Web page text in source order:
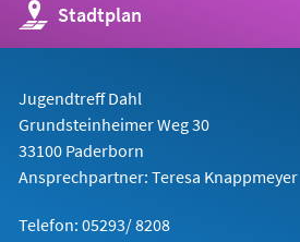
Stadtplan
(Öffnet
in
einem
Tab)
Jugendtreff Dahl
Grundsteinheimer Weg 30
33100 Paderborn
Ansprechpartner: Teresa Knappmeyer
Telefon: 05293/ 8208